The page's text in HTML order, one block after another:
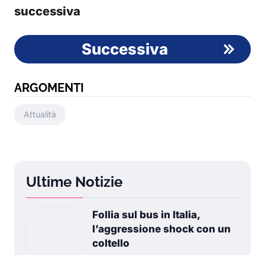
successiva
Successiva
ARGOMENTI
Attualità
Ultime Notizie
Follia sul bus in Italia,
l’aggressione shock con un
coltello